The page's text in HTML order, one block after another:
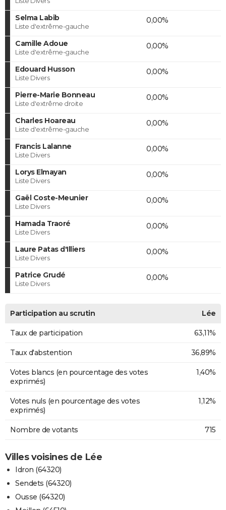
Selma Labib
Liste d'extrême-gauche
0,00%
Camille Adoue
Liste d'extrême-gauche
0,00%
Edouard Husson
Liste Divers
0,00%
Pierre-Marie Bonneau
Liste d'extrême droite
0,00%
Charles Hoareau
Liste d'extrême-gauche
0,00%
Francis Lalanne
Liste Divers
0,00%
Lorys Elmayan
Liste Divers
0,00%
Gaël Coste-Meunier
Liste Divers
0,00%
Hamada Traoré
Liste Divers
0,00%
Laure Patas d'Illiers
Liste Divers
0,00%
Patrice Grudé
Liste Divers
0,00%
Participation au scrutin Lée
Taux de participation 63,11%
Taux d'abstention 36,89%
Votes blancs (en pourcentage des votes
exprimés)
1,40%
Votes nuls (en pourcentage des votes
exprimés)
1,12%
Nombre de votants 715
Villes voisines de Lée
Idron (64320)
Sendets (64320)
Ousse (64320)